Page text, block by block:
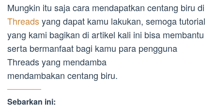
Mungkin itu saja cara mendapatkan centang biru di
Threadsyang dapat kamu lakukan, semoga tutorial
yang kami bagikan di artikel kali ini bisa membantu
serta bermanfaat bagi kamu para pengguna
Threads yang mendamba
mendambakan centang biru.
Sebarkan ini: